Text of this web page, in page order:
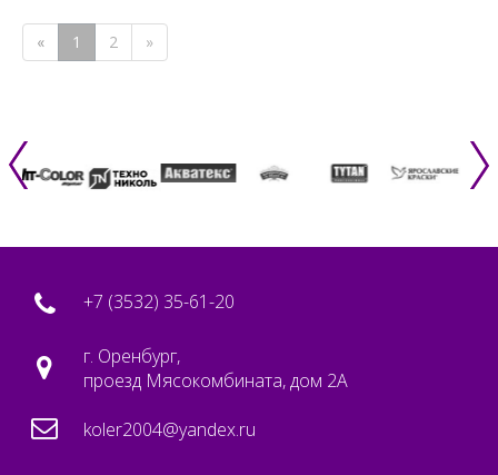
« 1 2 »
+7 (3532) 35-61-20
г. Оренбург,
проезд Мясокомбината, дом 2А
koler2004@yandex.ru